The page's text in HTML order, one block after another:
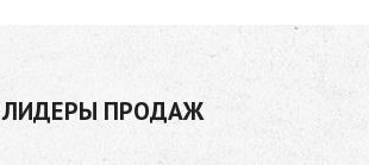
ЛИДЕРЫ ПРОДАЖ